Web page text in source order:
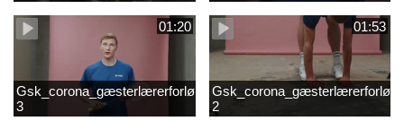
01:20
Gsk_corona_gæsterlærerforløb_Axelsen_del
3
01:53
2